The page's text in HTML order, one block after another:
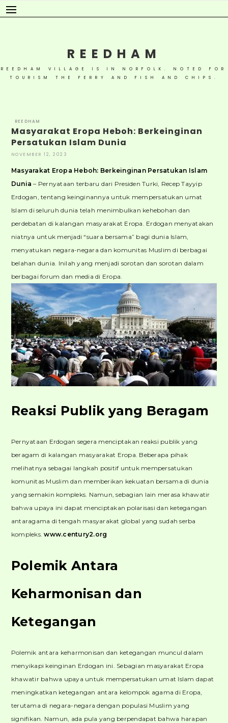
Skip
to
REEDHAM
REEDHAM VILLAGE IS IN NORFOLK. NOTED FOR
TOURISM THE FERRY AND FISH AND CHIPS.
REEDHAM
Masyarakat Eropa Heboh: Berkeinginan
Persatukan Islam Dunia
NOVEMBER 12, 2023
Masyarakat Eropa Heboh: Berkeinginan Persatukan Islam
Dunia – Pernyataan terbaru dari Presiden Turki, Recep Tayyip
Erdogan, tentang keinginannya untuk mempersatukan umat
Islam di seluruh dunia telah menimbulkan kehebohan dan
perdebatan di kalangan masyarakat Eropa. Erdogan menyatakan
niatnya untuk menjadi “suara bersama” bagi dunia Islam,
menyatukan negara-negara dan komunitas Muslim di berbagai
belahan dunia. Inilah yang menjadi sorotan dan sorotan dalam
berbagai forum dan media di Eropa.
Reaksi Publik yang Beragam
Pernyataan Erdogan segera menciptakan reaksi publik yang
beragam di kalangan masyarakat Eropa. Beberapa pihak
melihatnya sebagai langkah positif untuk mempersatukan
komunitas Muslim dan memberikan kekuatan bersama di dunia
yang semakin kompleks. Namun, sebagian lain merasa khawatir
bahwa upaya ini dapat menciptakan polarisasi dan ketegangan
antaragama di tengah masyarakat global yang sudah serba
kompleks.www.century2.org
Polemik Antara
Keharmonisan dan
Ketegangan
Polemik antara keharmonisan dan ketegangan muncul dalam
menyikapi keinginan Erdogan ini. Sebagian masyarakat Eropa
khawatir bahwa upaya untuk mempersatukan umat Islam dapat
meningkatkan ketegangan antara kelompok agama di Eropa,
terutama di negara-negara dengan populasi Muslim yang
signifikan. Namun, ada pula yang berpendapat bahwa harapan